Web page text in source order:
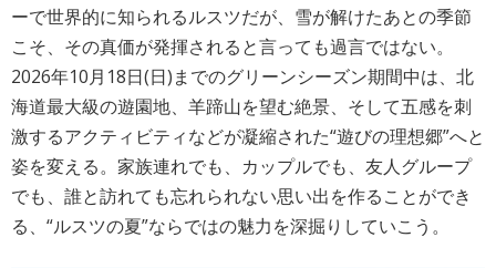
ーで世界的に知られるルスツだが、雪が解けたあとの季節
こそ、その真価が発揮されると言っても過言ではない。
2026年10月18日(日)までのグリーンシーズン期間中は、北
海道最大級の遊園地、羊蹄山を望む絶景、そして五感を刺
激するアクティビティなどが凝縮された“遊びの理想郷”へと
姿を変える。家族連れでも、カップルでも、友人グループ
でも、誰と訪れても忘れられない思い出を作ることができ
る、“ルスツの夏”ならではの魅力を深掘りしていこう。